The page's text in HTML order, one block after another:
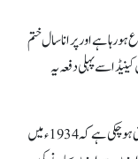
رہا ہے اور پرانا سال ختم
سے پہلی دفعہ یہ
یہ جماعت پر اللہ تعالیٰ کا فضل ہے کہ اس کی وسعت اتنی ہو چکی ہے کہ 1934ء میں